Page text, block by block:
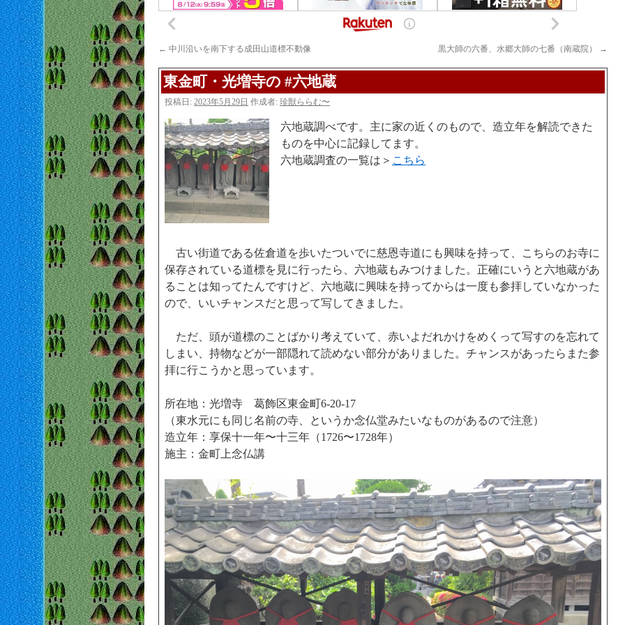
← 中川沿いを南下する成田山道標不動像 黒大師の六番、水郷大師の七番（南蔵院） →
東金町・光増寺の #六地蔵
投稿日: 2023年5月29日 作成者: 珍獣ららむ〜
六地蔵調べです。主に家の近くのもので、造立年を解読できた
ものを中心に記録してます。
六地蔵調査の一覧は＞ こちら
古い街道である佐倉道を歩いたついでに慈恩寺道にも興味を持って、こちらのお寺に
保存されている道標を見に行ったら、六地蔵もみつけました。正確にいうと六地蔵があ
ることは知ってたんですけど、六地蔵に興味を持ってからは一度も参拝していなかった
ので、いいチャンスだと思って写してきました。
ただ、頭が道標のことばかり考えていて、赤いよだれかけをめくって写すのを忘れて
しまい、持物などが一部隠れて読めない部分がありました。チャンスがあったらまた参
拝に行こうかと思っています。
所在地：光増寺 葛飾区東金町6-20-17
（東水元にも同じ名前の寺、というか念仏堂みたいなものがあるので注意）
造立年：享保十一年〜十三年（1726〜1728年）
施主：金町上念仏講